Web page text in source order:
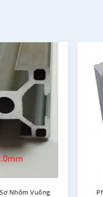
Đa ​​chức Năng